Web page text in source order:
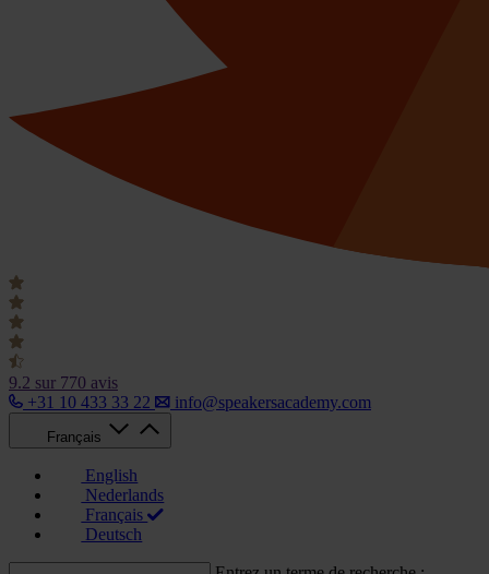
9.2 sur 770 avis
+31 10 433 33 22
info@speakersacademy.com
Français
English
Nederlands
Français
Deutsch